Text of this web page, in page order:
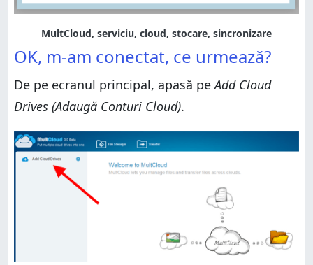
MultCloud, serviciu, cloud, stocare, sincronizare
OK, m-am conectat, ce urmează?
De pe ecranul principal, apasă peAdd Cloud
Drives (Adaugă Conturi Cloud).